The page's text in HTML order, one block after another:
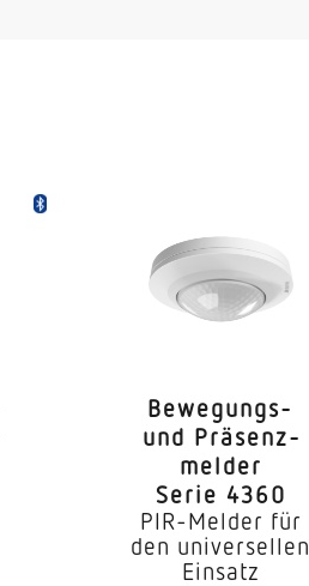
Bewe­gungs-
und Präsenz­
melder
Serie 4360
PIR-Melder für
den universellen
Einsatz